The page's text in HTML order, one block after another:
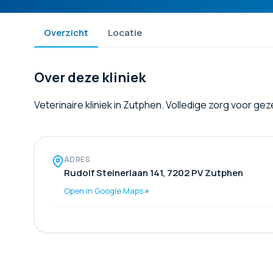
Overzicht Locatie
Over deze kliniek
Veterinaire kliniek in Zutphen. Volledige zorg voor
ADRES
Rudolf Steinerlaan 141, 7202 PV Zutphen
Open in Google Maps